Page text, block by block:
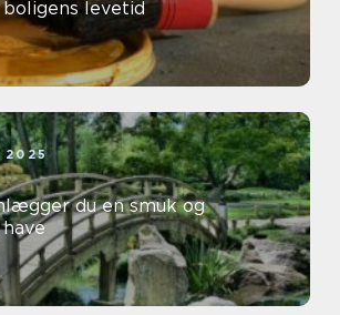
levetid
2025
du en smuk og